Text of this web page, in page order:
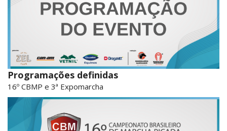
Programações definidas
16º CBMP e 3ª Expomarcha